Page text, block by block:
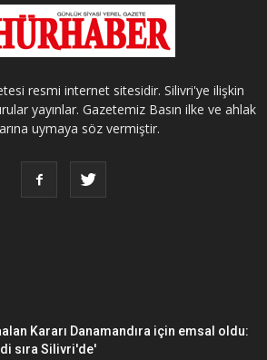
resmi internet sitesidir. Silivri'ye ilişkin
yayınlar. Gazetemiz Basın ilke ve ahlak
uymaya söz vermiştir.
Kararı Danamandıra için emsal oldu:
sıra Silivri'de'